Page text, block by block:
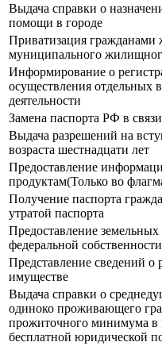
Выдача справки о
помощи в городе
Приватизация
муниципального
Информирование о
осуществления отдельных
деятельности
Замена паспорта РФ в
Выдача разрешений на
возраста шестнадцати лет
Предоставление
продуктам(Только во
Получение паспорта
утратой паспорта
Предоставление
федеральной
Представление сведений о
имуществе
Выдача справки о
одиноко проживающего
прожиточного минимума в
бесплатной юридической